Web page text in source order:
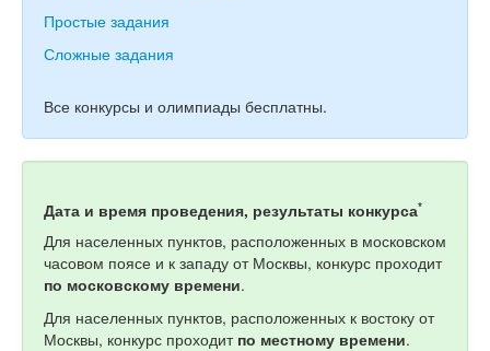
Простые задания
Сложные задания
Все конкурсы и олимпиады бесплатны.
Дата и время проведения, результаты конкурса*
Для населенных пунктов, расположенных в московском
часовом поясе и к западу от Москвы, конкурс проходит
по московскому времени.
Для населенных пунктов, расположенных к востоку от
Москвы, конкурс проходит по местному времени.